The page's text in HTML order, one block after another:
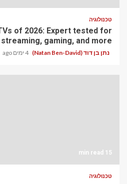
טכנולוגיה
of 2026: Expert tested for
streaming, gaming, and more
נתן בן דוד (Natan Ben-David) 4 ימים ago
15 min read
טכנולוגיה